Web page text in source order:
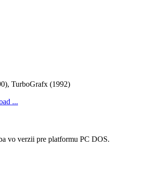
TurboGrafx (1992)
...
vo verzii pre platformu PC DOS.